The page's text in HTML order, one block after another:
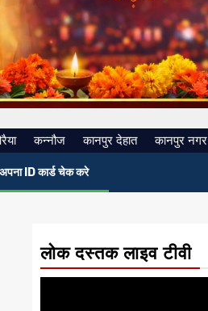
कन्नौज कानपुर देहात कानपुर नगर
अपना ID कार्ड चेक करे
लोक दस्तक लाइव टीवी